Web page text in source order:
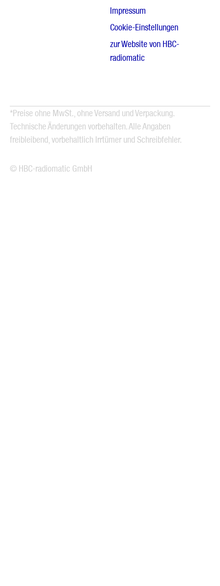
Impressum
Cookie-Einstellungen
zur Website von HBC-
radiomatic
*Preise ohne MwSt., ohne Versand und Verpackung.
Technische Änderungen vorbehalten. Alle Angaben
freibleibend, vorbehaltlich Irrtümer und Schreibfehler.
© HBC-radiomatic GmbH